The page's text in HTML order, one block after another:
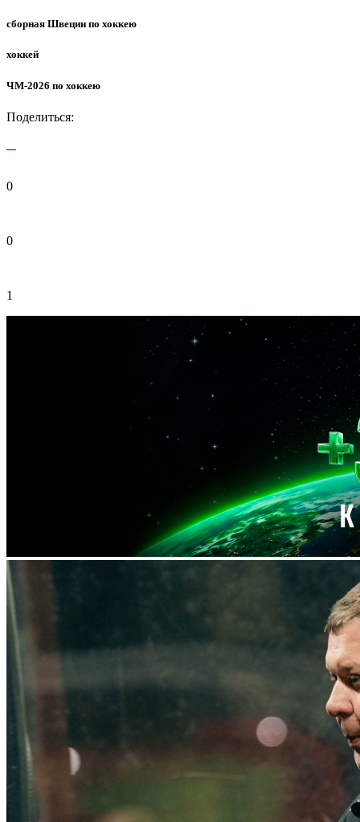
сборная Швеции по хоккею
хоккей
ЧМ-2026 по хоккею
Поделиться:
0
0
1